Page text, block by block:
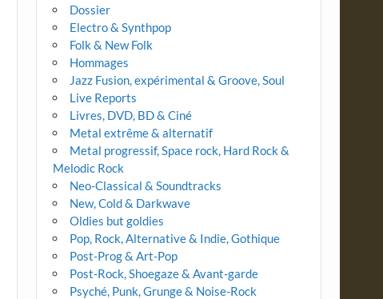
Dossier
Electro & Synthpop
Folk & New Folk
Hommages
Jazz Fusion, expérimental & Groove, Soul
Live Reports
Livres, DVD, BD & Ciné
Metal extrême & alternatif
Metal progressif, Space rock, Hard Rock &
Melodic Rock
Neo-Classical & Soundtracks
New, Cold & Darkwave
Oldies but goldies
Pop, Rock, Alternative & Indie, Gothique
Post-Prog & Art-Pop
Post-Rock, Shoegaze & Avant-garde
Psyché, Punk, Grunge & Noise-Rock